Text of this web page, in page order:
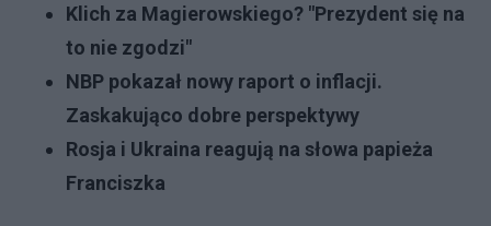
Klich za Magierowskiego? "Prezydent się na
to nie zgodzi"
NBP pokazał nowy raport o inflacji.
Zaskakująco dobre perspektywy
Rosja i Ukraina reagują na słowa papieża
Franciszka